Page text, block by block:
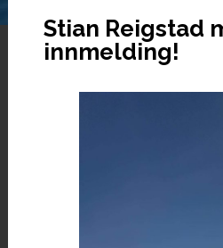
Stian Reigstad
innmelding!